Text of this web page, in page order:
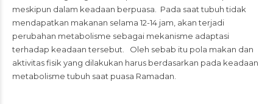
meskipun dalam keadaan berpuasa. Pada saat tubuh tidak
mendapatkan makanan selama 12-14 jam, akan terjadi
perubahan metabolisme sebagai mekanisme adaptasi
terhadap keadaan tersebut. Oleh sebab itu pola makan dan
aktivitas fisik yang dilakukan harus berdasarkan pada keadaan
metabolisme tubuh saat puasa Ramadan.